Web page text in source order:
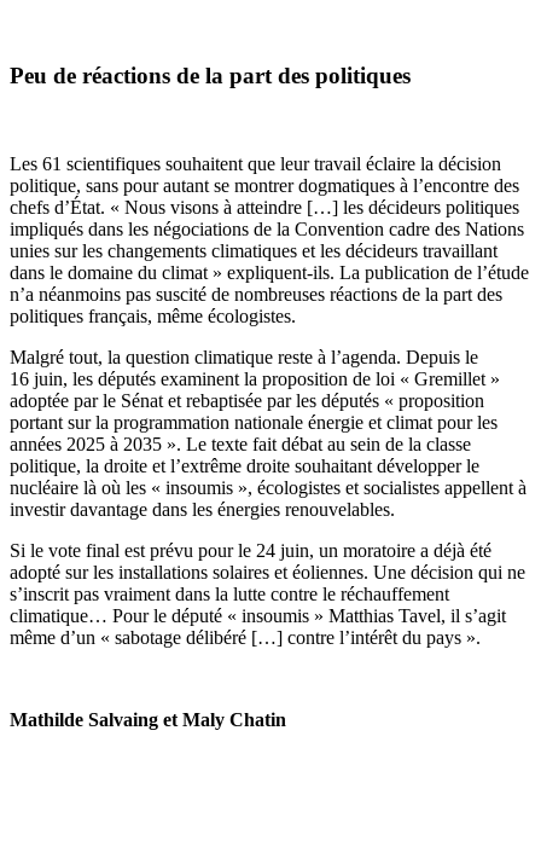
Peu de réactions de la part des politiques
Les 61 scientifiques souhaitent que leur travail éclaire la décision
politique, sans pour autant se montrer dogmatiques à l’encontre des
chefs d’État. « Nous visons à atteindre […] les décideurs politiques
impliqués dans les négociations de la Convention cadre des Nations
unies sur les changements climatiques et les décideurs travaillant
dans le domaine du climat » expliquent-ils. La publication de l’étude
n’a néanmoins pas suscité de nombreuses réactions de la part des
politiques français, même écologistes.
Malgré tout, la question climatique reste à l’agenda. Depuis le
16 juin, les députés examinent la proposition de loi « Gremillet »
adoptée par le Sénat et rebaptisée par les députés « proposition
portant sur la programmation nationale énergie et climat pour les
années 2025 à 2035 ». Le texte fait débat au sein de la classe
politique, la droite et l’extrême droite souhaitant développer le
nucléaire là où les « insoumis », écologistes et socialistes appellent à
investir davantage dans les énergies renouvelables.
Si le vote final est prévu pour le 24 juin, un moratoire a déjà été
adopté sur les installations solaires et éoliennes. Une décision qui ne
s’inscrit pas vraiment dans la lutte contre le réchauffement
climatique… Pour le député « insoumis » Matthias Tavel, il s’agit
même d’un « sabotage délibéré […] contre l’intérêt du pays ».
Mathilde Salvaing et Maly Chatin